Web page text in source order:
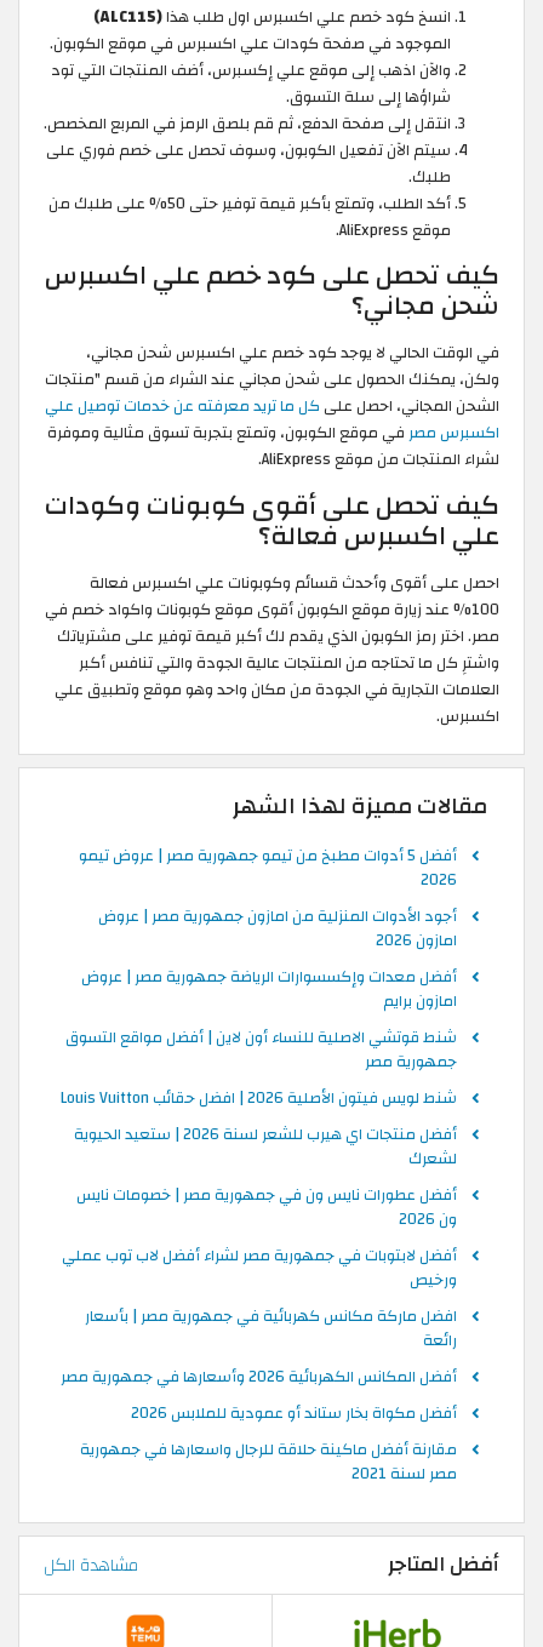
انسخ كود خصم علي اكسبرس اول طلب هذا(ALC115)
الموجود في صفحة كودات علي اكسبرس في موقع الكوبون.
والآن اذهب إلى موقع علي إكسبرس، أضف المنتجات التي تود
شراؤها إلى سلة التسوق.
انتقل إلى صفحة الدفع، ثم قم بلصق الرمز في المربع المخصص.
سيتم الآن تفعيل الكوبون، وسوف تحصل على خصم فوري على
طلبك.
أكد الطلب، وتمتع بأكبر قيمة توفير حتى 50% على طلبك من
موقع AliExpress.
كيف تحصل على كود خصم علي اكسبرس
شحن مجاني؟
في الوقت الحالي لا يوجد كود خصم علي اكسبرس شحن مجاني،
ولكن، يمكنك الحصول على شحن مجاني عند الشراء من قسم "منتجات
الشحن المجاني، احصل على كل ما تريد معرفته عن خدمات توصيل علي
اكسبرس مصرفي موقع الكوبون، وتمتع بتجربة تسوق مثالية وموفرة
لشراء المنتجات من موقع AliExpress.
كيف تحصل على أقوى كوبونات وكودات
علي اكسبرس فعالة؟
احصل على أقوى وأحدث قسائم وكوبونات علي اكسبرس فعالة
100% عند زيارة موقع الكوبون أقوى موقع كوبونات واكواد خصم في
مصر. اختر رمز الكوبون الذي يقدم لك أكبر قيمة توفير على مشترياتك
واشترِ كل ما تحتاجه من المنتجات عالية الجودة والتي تنافس أكبر
العلامات التجارية في الجودة من مكان واحد وهو موقع وتطبيق علي
اكسبرس.
مقالات مميزة لهذا الشهر
أفضل 5 أدوات مطبخ من تيمو جمهورية مصر | عروض تيمو
2026
أجود الأدوات المنزلية من امازون جمهورية مصر | عروض
امازون 2026
أفضل معدات وإكسسوارات الرياضة جمهورية مصر | عروض
امازون برايم
شنط قوتشي الاصلية للنساء أون لاين | أفضل مواقع التسوق
جمهورية مصر
شنط لويس فيتون الأصلية 2026 | افضل حقائب Louis Vuitton
أفضل منتجات اي هيرب للشعر لسنة 2026 | ستعيد الحيوية
لشعرك
أفضل عطورات نايس ون في جمهورية مصر | خصومات نايس
ون 2026
أفضل لابتوبات في جمهورية مصر لشراء أفضل لاب توب عملي
ورخيص
افضل ماركة مكانس كهربائية في جمهورية مصر | بأسعار
رائعة
أفضل المكانس الكهربائية 2026 وأسعارها في جمهورية مصر
أفضل مكواة بخار ستاند أو عمودية للملابس 2026
مقارنة أفضل ماكينة حلاقة للرجال واسعارها في جمهورية
مصر لسنة 2021
أفضل المتاجر مشاهدة الكل